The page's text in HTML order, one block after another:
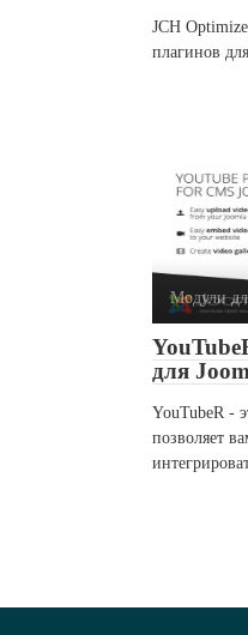
JCH
плагинов
Модули
для
YouTubeR -
позволяет